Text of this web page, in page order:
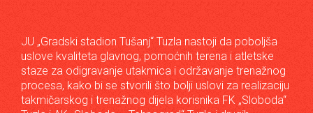
JU „Gradski stadion Tušanj“ Tuzla nastoji da poboljša
uslove kvaliteta glavnog, pomoćnih terena i atletske
staze za odigravanje utakmica i održavanje trenažnog
procesa, kako bi se stvorili što bolji uslovi za realizaciju
takmičarskog i trenažnog dijela korisnika FK „Sloboda“